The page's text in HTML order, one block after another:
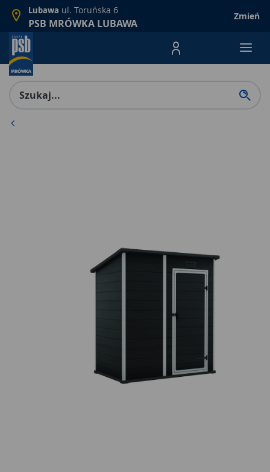
Lubawa ul. Toruńska 6
PSB MRÓWKA LUBAWA
Zmień
Menu Produktów,